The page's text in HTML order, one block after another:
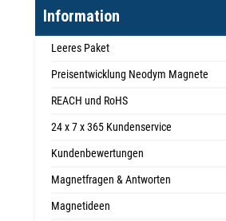
Information
Leeres Paket
Preisentwicklung Neodym Magnete
REACH und RoHS
24 x 7 x 365 Kundenservice
Kundenbewertungen
Magnetfragen & Antworten
Magnetideen